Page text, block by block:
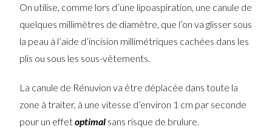
On utilise, comme lors d’une lipoaspiration, une canule de
quelques millimètres de diamètre, que l’on va glisser sous
la peau à l’aide d’incision millimétriques cachées dans les
plis ou sous les sous-vêtements.
La canule de Rénuvion va être déplacée dans toute la
zone à traiter, à une vitesse d’environ 1 cm par seconde
pour un effetoptimal sans risque de brulure.